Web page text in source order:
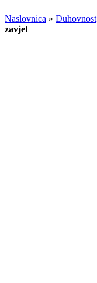
Naslovnica » Duhovnost
zavjet